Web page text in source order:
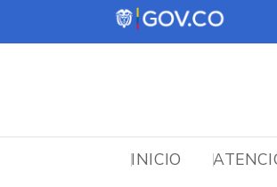
INICIO